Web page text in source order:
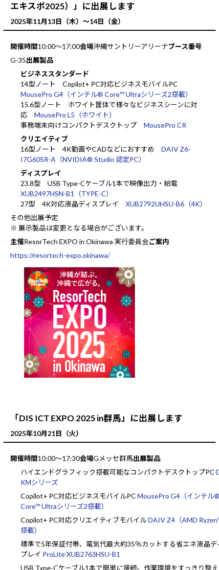
エキスポ2025）」に出展します
2025年11⽉13⽇（木）～14⽇（金）
開催時間10:00～17:00会場沖縄サントリーアリーナブース番号
G-35出展製品
ビジネススタンダード
14型ノート Copilot+ PC対応ビジネスモバイルPC
MousePro G4（インテル® Core™ Ultraシリーズ2搭載）
15.6型ノート ホワイト筐体で様々なビジネスシーンに対
応 MousePro L5（ホワイト）
事務端末向けコンパクトデスクトップ MousePro CR
クリエイティブ
16型ノート 4K動画やCADなどにおすすめ DAIV Z6-
I7G60SR-A（NVIDIA® Studio 認定PC）
ディスプレイ
23.8型 USB Type-Cケーブル1本で映像出力・給電
XUB2497HSN-B1（TYPE-C）
27型 4K対応液晶ディスプレイ XUB2792UHSU-B6（4K）
その他出展予定
※ 展示製品は変更となる場合がございます。
主催ResorTech EXPO in Okinawa 実⾏委員会ご案内
https://resortech-expo.okinawa/
「DIS ICT EXPO 2025 in群馬」に出展します
2025年10月21日（火）
開催時間10:00～17:30会場Gメッセ群馬出展製品
ハイエンドグラフィック搭載可能なコンパクトデスクトップPC
KMシリーズ
Copilot+ PC対応ビジネスモバイルPC MousePro G4（インテル
Core™ Ultraシリーズ2搭載）
Copilot+ PC対応クリエイティブモバイルDAIV Z4（AMD
搭載）
標準で5年保証付帯、電気代最大約35％カットする省エネ液晶デ
プレイ ProLite XUB2763HSU-B1
USB Type-Cケーブル1本で簡単に接続。作業環境をすっきり整